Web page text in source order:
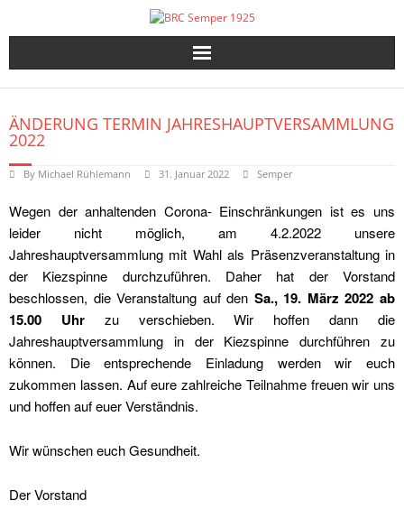
ÄNDERUNG TERMIN JAHRESHAUPTVERSAMMLUNG
2022
By Michael Rühlemann 31. Januar 2022 Semper
Wegen der anhaltenden Corona- Einschränkungen ist es uns
leider nicht möglich, am 4.2.2022 unsere
Jahreshauptversammlung mit Wahl als Präsenzveranstaltung in
der Kiezspinne durchzuführen. Daher hat der Vorstand
beschlossen, die Veranstaltung auf den Sa., 19. März 2022 ab
15.00 Uhrzu verschieben. Wir hoffen dann die
Jahreshauptversammlung in der Kiezspinne durchführen zu
können. Die entsprechende Einladung werden wir euch
zukommen lassen. Auf eure zahlreiche Teilnahme freuen wir uns
und hoffen auf euer Verständnis.
Wir wünschen euch Gesundheit.
Der Vorstand